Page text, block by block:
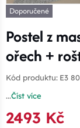
Doporučené
Postel z
ořech +
Kód produktu: E3
...Číst více
2493 Kč